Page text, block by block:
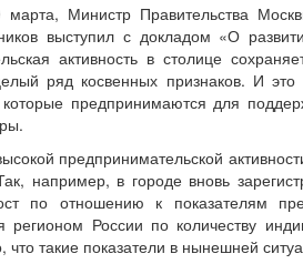
Министр Правительства
выступил с докладом «О
активность в столице
ряд косвенных признаков. И
которые предпринимаются для
предпринимательской
например, в городе вновь
по отношению к показателям
регионом России по количеству
что такие показатели в нынешней